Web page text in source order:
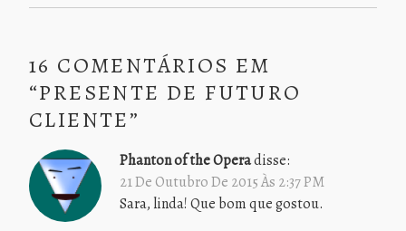
16 COMENTÁRIOS EM
“PRESENTE DE FUTURO
CLIENTE”
Phanton of the Operadisse:
21 De Outubro De 2015 Às 2:37 PM
Sara, linda! Que bom que gostou.